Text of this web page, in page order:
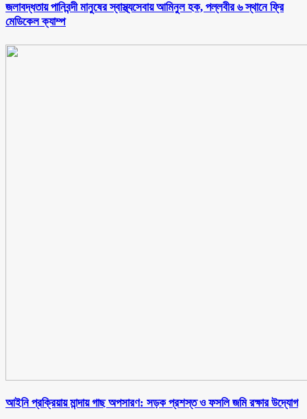
জলাবদ্ধতায় পানিবন্দী মানুষের স্বাস্থ্যসেবায় আমিনুল হক, পল্লবীর ৬ স্থানে ফ্রি
মেডিকেল ক্যাম্প
আইনি প্রক্রিয়ায় মান্দায় গাছ অপসারণ: সড়ক প্রশস্ত ও ফসলি জমি রক্ষার উদ্যোগ